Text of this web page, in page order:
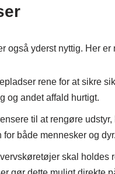
også yderst nyttig. Her
rene for at sikre
og andet affald hurtigt.
til at rengøre
både mennesker og dyr.
skal holdes